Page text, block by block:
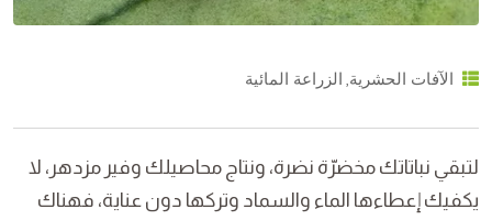
الآفات الحشرية الزراعة المائية
لتبقي نباتاتك مخضرّة نضرة، ونتاج محاصيلك وفير مزدهر، لا
يكفيك إعطاءها الماء والسماد وتركها دون عناية، فهناك